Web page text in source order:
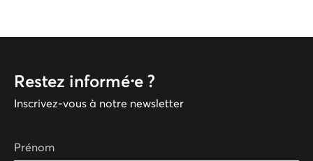
Restez informé⸱e ?
Inscrivez-vous à notre newsletter
Prénom